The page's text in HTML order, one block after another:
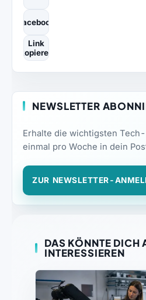
Facebook
Link
kopieren
NEWSLETTER
Erhalte die wichtigsten
einmal pro Woche in dein
ZUR NEWSLETTER-
DAS KÖNNTE DICH
INTERESSIEREN